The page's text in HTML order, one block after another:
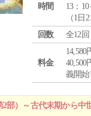
時間
13：
（1日
回数
全12回
料金
義開始
部）～古代末期から中